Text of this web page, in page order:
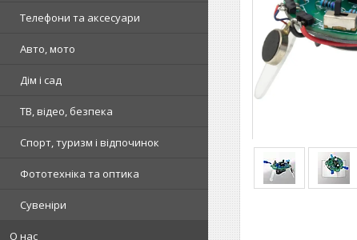
Телефони та аксесуари
Авто, мото
Дім і сад
ТВ, відео, безпека
Спорт, туризм і відпочинок
Фототехніка та оптика
Сувеніри
О нас